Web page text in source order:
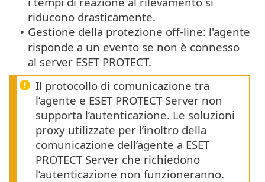
riducono drasticamente.
• Gestione della protezione off-line: l'agente
risponde a un evento se non è connesso
al server ESET PROTECT.
Il protocollo di comunicazione tra
l’agente e ESET PROTECT Server non
supporta l’autenticazione. Le soluzioni
proxy utilizzate per l’inoltro della
comunicazione dell’agente a ESET
PROTECT Server che richiedono
l’autenticazione non funzioneranno.